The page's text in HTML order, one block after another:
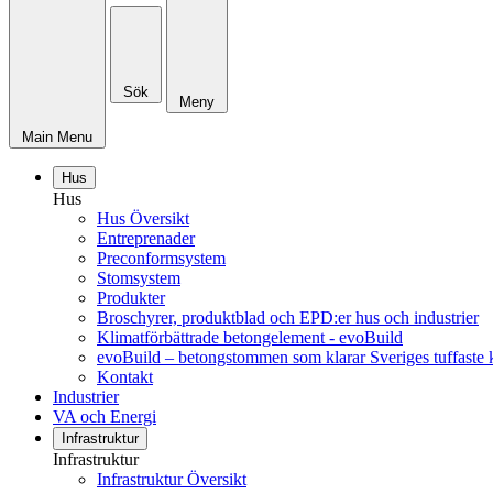
Main Menu
Sök
Meny
Hus
Hus
Hus Översikt
Entreprenader
Preconformsystem
Stomsystem
Produkter
Broschyrer, produktblad och EPD:er hus och industrier
Klimatförbättrade betongelement - evoBuild
evoBuild – betongstommen som klarar Sveriges tuffaste
Kontakt
Industrier
VA och Energi
Infrastruktur
Infrastruktur
Infrastruktur Översikt